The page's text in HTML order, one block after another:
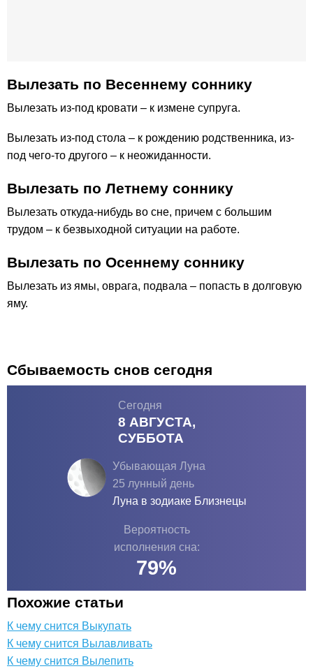
Вылезать по Весеннему соннику
Вылезать из-под кровати – к измене супруга.
Вылезать из-под стола – к рождению родственника, из-
под чего-то другого – к неожиданности.
Вылезать по Летнему соннику
Вылезать откуда-нибудь во сне, причем с большим
трудом – к безвыходной ситуации на работе.
Вылезать по Осеннему соннику
Вылезать из ямы, оврага, подвала – попасть в долговую
яму.
Сбываемость снов сегодня
Сегодня
8 АВГУСТА,
СУББОТА
Убывающая Луна
25 лунный день
Луна в зодиаке Близнецы
Вероятность
исполнения сна:
79%
Похожие статьи
К чему снится Выкупать
К чему снится Вылавливать
К чему снится Вылепить